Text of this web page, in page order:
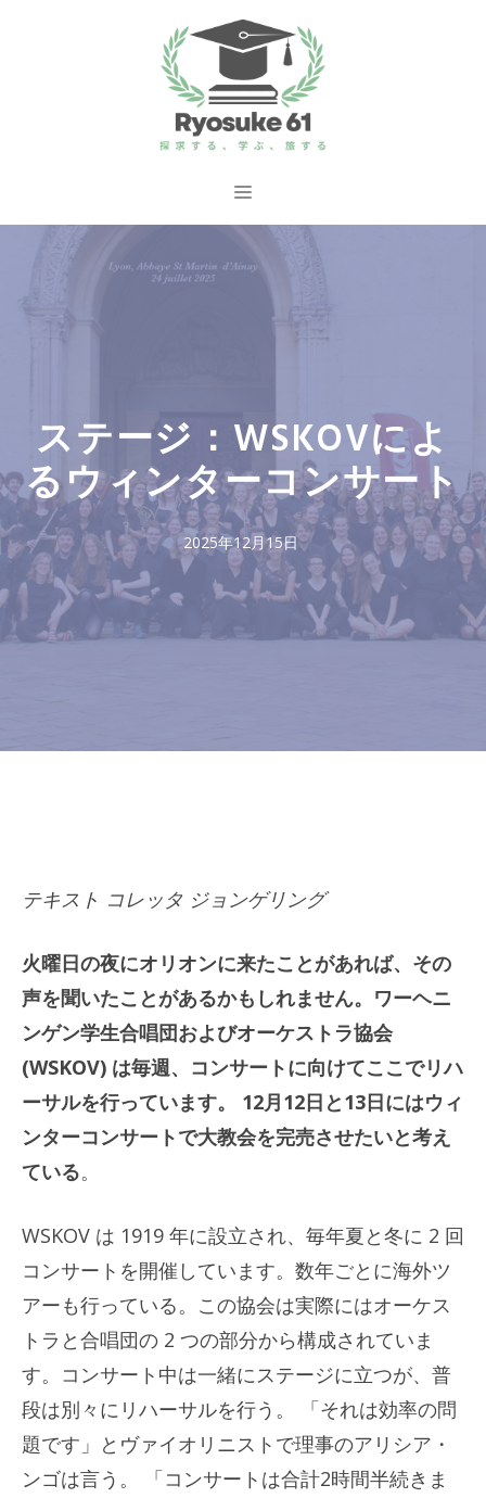
ス
メ
ステージ：WSKOVによ
るウィンターコンサート
2025年12月15日
テキスト コレッタ ジョンゲリング
火曜日の夜にオリオンに来たことがあれば、その
声を聞いたことがあるかもしれません。ワーヘニ
ンゲン学生合唱団およびオーケストラ協会
(WSKOV) は毎週、コンサートに向けてここでリハ
ーサルを行っています。 12月12日と13日にはウィ
ンターコンサートで大教会を完売させたいと考え
ている。
WSKOV は 1919 年に設立され、毎年夏と冬に 2 回
コンサートを開催しています。数年ごとに海外ツ
アーも行っている。この協会は実際にはオーケス
トラと合唱団の 2 つの部分から構成されていま
す。コンサート中は一緒にステージに立つが、普
段は別々にリハーサルを行う。 「それは効率の問
題です」とヴァイオリニストで理事のアリシア・
ンゴは言う。 「コンサートは合計2時間半続きま